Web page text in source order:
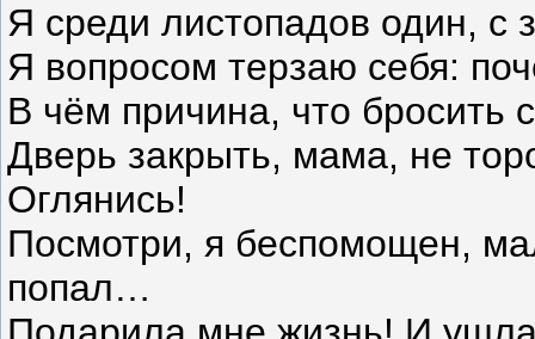
Я среди листопадов один, с
Я вопросом терзаю себя:
В чём причина, что бросить
Дверь закрыть, мама, не
Оглянись!
Посмотри, я беспомощен,
попал…